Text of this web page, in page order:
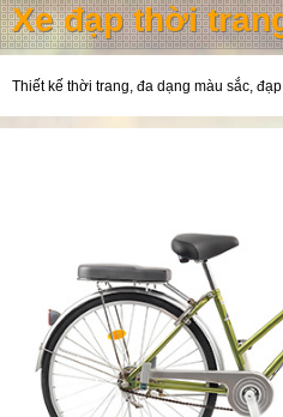
Xe đạp thời
Thiết kế thời trang, đa dạng màu sắc,